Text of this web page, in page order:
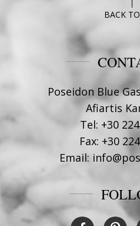
BACK
Poseidon Blue
Afiartis
Tel: +30
Fax: +30
Email: